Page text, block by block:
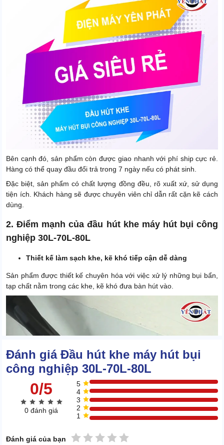
Bên cạnh đó, sản phẩm còn được giao nhanh với phí ship cực rẻ.
Hàng có thể quay đầu đổi trả trong 7 ngày nếu có phát sinh.
Đặc biệt, sản phẩm có chất lượng đồng đều, rõ xuất xứ, sử dụng
tiện ích. Khách hàng sẽ được chuyên viên chỉ dẫn rất cặn kẽ cách
dùng.
2. Điểm mạnh của đầu hút khe máy hút bụi công
nghiệp 30L-70L-80L
Thiết kế làm sạch khe, kẽ khó tiếp cận dễ dàng
Sản phẩm được thiết kế chuyên hóa với việc xử lý những bụi bẩn,
tạp chất nằm trong các khe, kẽ khó đưa bàn hút vào.
Đánh giá Đầu hút khe máy hút bụi
công nghiệp 30L-70L-80L
0/5
0 đánh giá
5
4
3
2
1
Đánh giá của bạn 5 sao
4 sao
3 sao
2 sao
1 sao